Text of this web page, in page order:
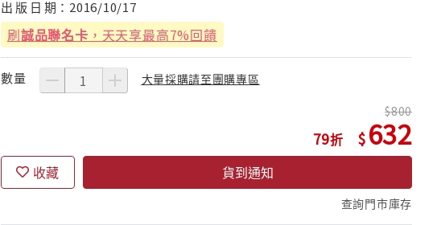
出 版 日 期： 2016/10/17
刷誠品聯名卡 ，天天享最高7%回饋
數量 大量採購請至團購專區
79
800
632
收藏 貨到通知
查詢門市庫存